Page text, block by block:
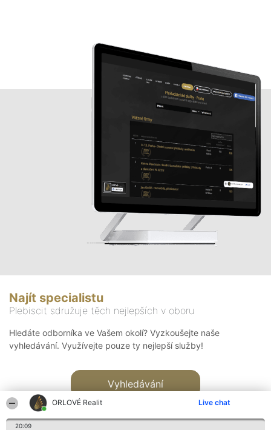
ORLOVÉ Realit Live chat
20:09
Najít specialistu
Plebiscit sdružuje těch nejlepších v oboru
Hledáte odborníka ve Vašem okolí? Vyzkoušejte naše
vyhledávání. Využívejte pouze ty nejlepší služby!
Vyhledávání